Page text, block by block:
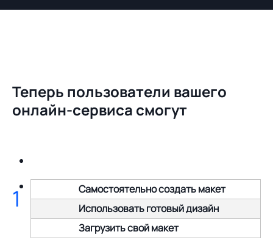
Теперь пользователи вашего
онлайн-сервиса смогут
Самостоятельно создать макет
Использовать готовый дизайн
Загрузить свой макет
1